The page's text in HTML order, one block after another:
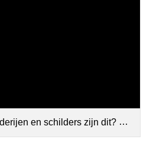
en schilders zijn dit? Uitslag